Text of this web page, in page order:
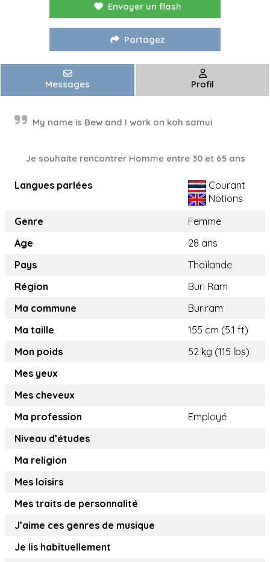
Envoyer un flash
Partagez
Messages Profil
My name is Bew and I work on koh samui
Je souhaite rencontrer Homme entre 30 et 65 ans
Langues parlées
Courant
Notions
Genre
Femme
Age
28 ans
Pays
Thaïlande
Région
Buri Ram
Ma commune
Buriram
Ma taille
155 cm (5.1 ft)
Mon poids
52 kg (115 lbs)
Mes yeux
Mes cheveux
Ma profession
Employé
Niveau d’études
Ma religion
Mes loisirs
Mes traits de personnalité
J’aime ces genres de musique
Je lis habituellement